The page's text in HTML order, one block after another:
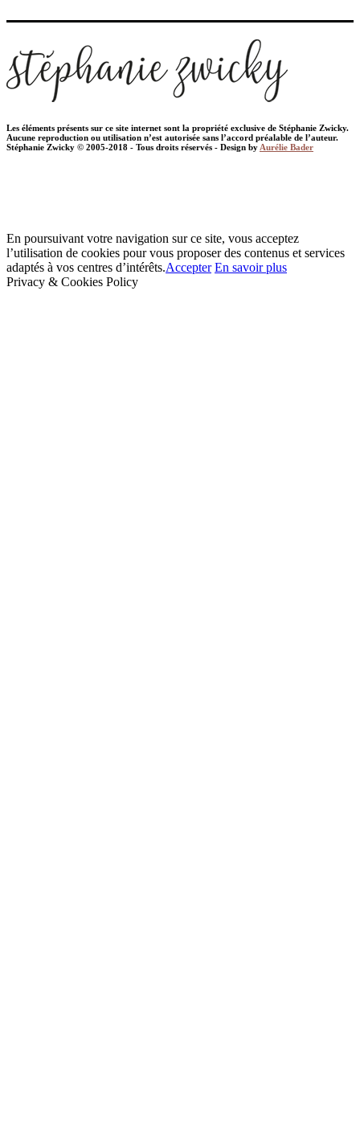
Les éléments présents sur ce site internet sont la propriété exclusive de Stéphanie Zwicky.
Aucune reproduction ou utilisation n’est autorisée sans l’accord préalable de l’auteur.
Stéphanie Zwicky © 2005-2018 - Tous droits réservés - Design by Aurélie Bader
En poursuivant votre navigation sur ce site, vous acceptez
l’utilisation de cookies pour vous proposer des contenus et services
adaptés à vos centres d’intérêts.Accepter En savoir plus
Privacy & Cookies Policy